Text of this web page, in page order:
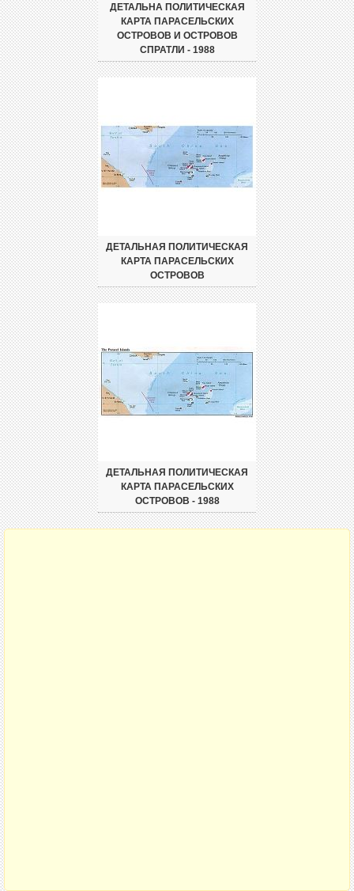
ДЕТАЛЬНА ПОЛИТИЧЕСКАЯ
КАРТА ПАРАСЕЛЬСКИХ
ОСТРОВОВ И ОСТРОВОВ
СПРАТЛИ - 1988
ДЕТАЛЬНАЯ ПОЛИТИЧЕСКАЯ
КАРТА ПАРАСЕЛЬСКИХ
ОСТРОВОВ
ДЕТАЛЬНАЯ ПОЛИТИЧЕСКАЯ
КАРТА ПАРАСЕЛЬСКИХ
ОСТРОВОВ - 1988